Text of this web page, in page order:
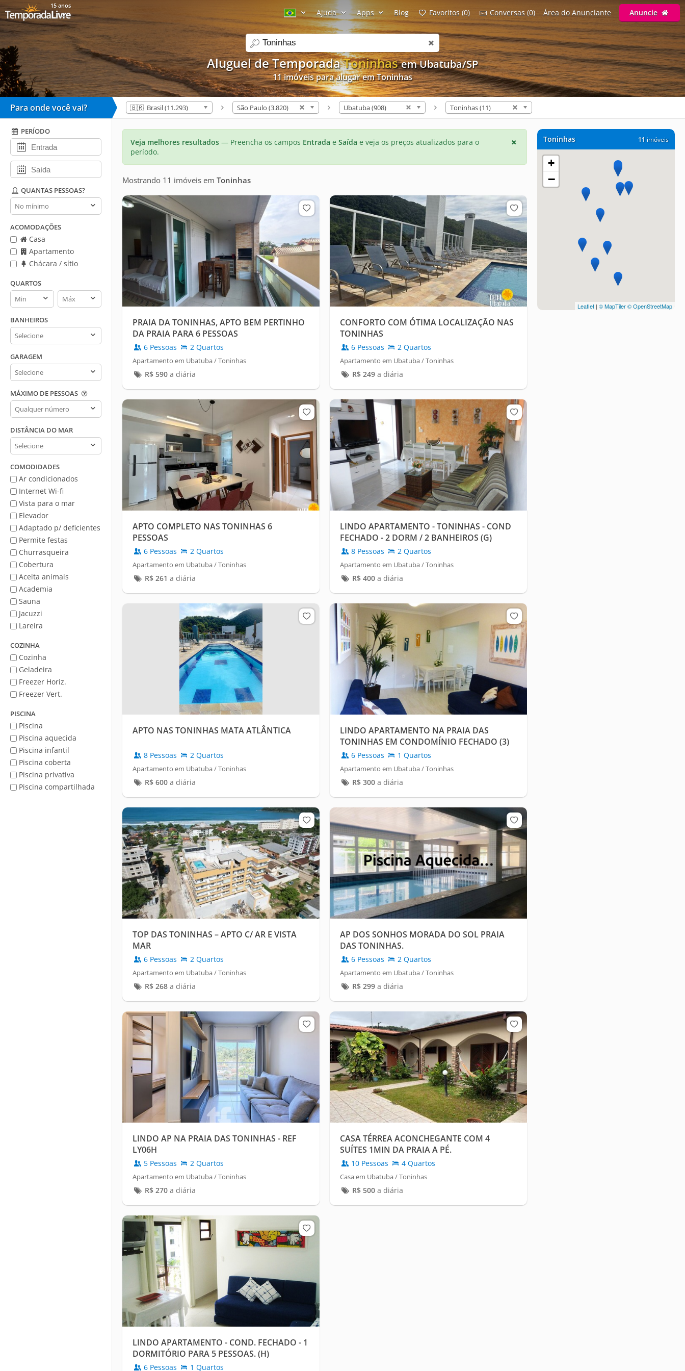
Aluguel de TemporadaToninhas em Ubatuba/SP
11 imóveis para alugar em Toninhas
search
15 anos
Ajuda Apps Blog Favoritos (0) Conversas (0) Área do Anunciante Anuncie
Para onde você vai? 🇧🇷 Brasil (11.293) São Paulo (3.820) Ubatuba (908) Toninhas (11)
PERÍODO
QUANTAS PESSOAS?
Quantas
pessoas?
ACOMODAÇÕES
Casa
Apartamento
Chácara / sítio
QUARTOS
Quartos
min
Quartos
max
BANHEIROS
Banheiros
GARAGEM
Garagem
MÁXIMO DE PESSOAS
Máximo
de
pessoas
DISTÂNCIA DO MAR
Distância
do
Mar
COMODIDADES
Ar condicionados
Internet Wi-fi
Vista para o mar
Elevador
Adaptado p/ deficientes
Permite festas
Churrasqueira
Cobertura
Aceita animais
Academia
Sauna
Jacuzzi
Lareira
COZINHA
Cozinha
Geladeira
Freezer Horiz.
Freezer Vert.
PISCINA
Piscina
Piscina aquecida
Piscina infantil
Piscina coberta
Piscina privativa
Piscina compartilhada
11 imóveis
Toninhas
+
−
Leaflet | © MapTiler© OpenStreetMap
Veja melhores resultados — Preencha os campos Entrada e Saída e veja os preços atualizados para o
período.
Mostrando 11 imóveis em Toninhas
PRAIA DA TONINHAS, APTO BEM PERTINHO
DA PRAIA PARA 6 PESSOAS
6 Pessoas 2 Quartos
Apartamento em Ubatuba / Toninhas
R$ 590a diária
CONFORTO COM ÓTIMA LOCALIZAÇÃO NAS
TONINHAS
6 Pessoas 2 Quartos
Apartamento em Ubatuba / Toninhas
R$ 249a diária
APTO COMPLETO NAS TONINHAS 6
PESSOAS
6 Pessoas 2 Quartos
Apartamento em Ubatuba / Toninhas
R$ 261 a diária
LINDO APARTAMENTO - TONINHAS - COND
FECHADO - 2 DORM / 2 BANHEIROS (G)
8 Pessoas 2 Quartos
Apartamento em Ubatuba / Toninhas
R$ 400a diária
APTO NAS TONINHAS MATA ATLÂNTICA
8 Pessoas 2 Quartos
Apartamento em Ubatuba / Toninhas
R$ 600a diária
LINDO APARTAMENTO NA PRAIA DAS
TONINHAS EM CONDOMÍNIO FECHADO (3)
6 Pessoas 1 Quartos
Apartamento em Ubatuba / Toninhas
R$ 300a diária
TOP DAS TONINHAS – APTO C/ AR E VISTA
MAR
6 Pessoas 2 Quartos
Apartamento em Ubatuba / Toninhas
R$ 268a diária
AP DOS SONHOS MORADA DO SOL PRAIA
DAS TONINHAS.
6 Pessoas 2 Quartos
Apartamento em Ubatuba / Toninhas
R$ 299a diária
LINDO AP NA PRAIA DAS TONINHAS - REF
LY06H
5 Pessoas 2 Quartos
Apartamento em Ubatuba / Toninhas
R$ 270a diária
CASA TÉRREA ACONCHEGANTE COM 4
SUÍTES 1MIN DA PRAIA A PÉ.
10 Pessoas 4 Quartos
Casa em Ubatuba / Toninhas
R$ 500a diária
LINDO APARTAMENTO - COND. FECHADO - 1
DORMITÓRIO PARA 5 PESSOAS. (H)
6 Pessoas 1 Quartos